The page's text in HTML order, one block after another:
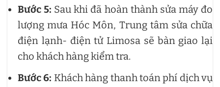
Bước 5: Sau khi đã hoàn thành sửa máy đo
lượng mưa Hóc Môn, Trung tâm sửa chữa
điện lạnh- điện tử Limosa sẽ bàn giao lại
cho khách hàng kiểm tra.
Bước 6: Khách hàng thanh toán phí dịch vụ